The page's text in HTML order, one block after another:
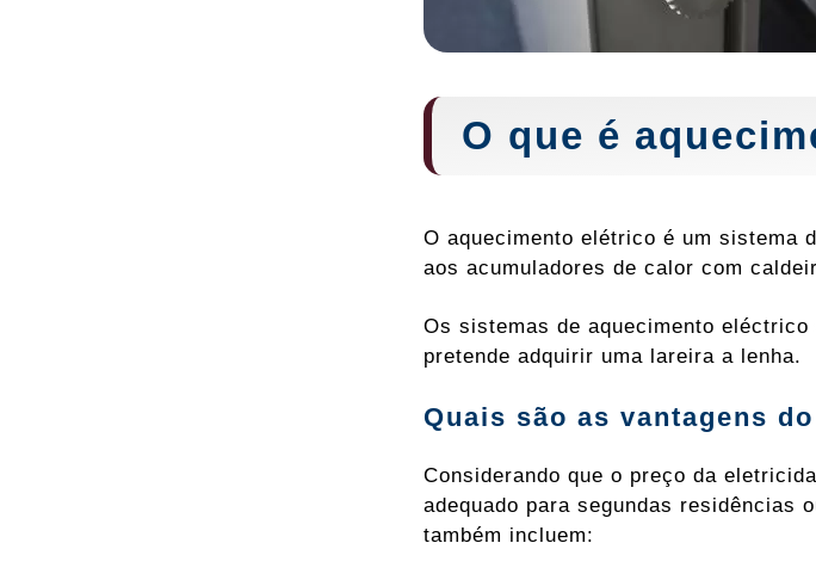
O que é
O aquecimento elétrico é um sistema
aos acumuladores de calor com
Os sistemas de aquecimento
pretende adquirir uma lareira a lenha.
Quais são as vantagens
Considerando que o preço da
adequado para segundas residências
também incluem: